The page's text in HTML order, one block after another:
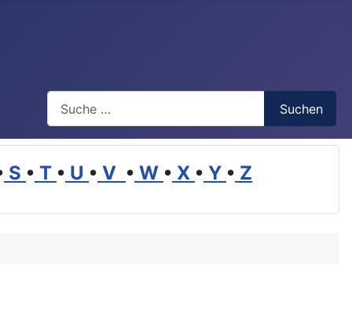
Suchen
S • T • U • V • W • X • Y • Z